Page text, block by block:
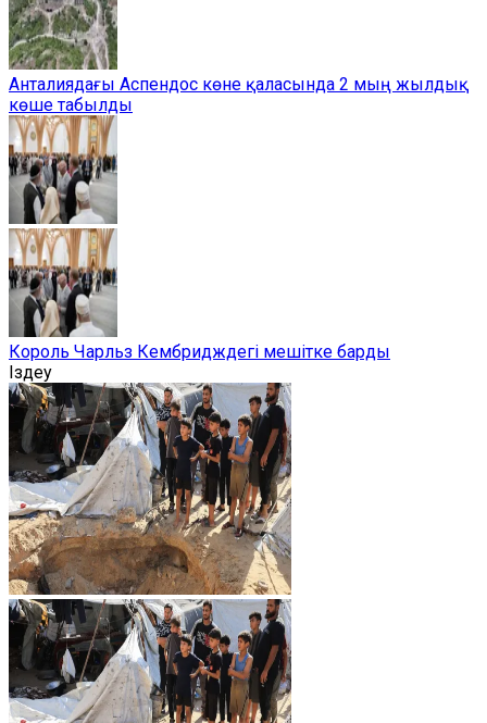
Анталиядағы Аспендос көне қаласында 2 мың жылдық
көше табылды
Король Чарльз Кембридждегі мешітке барды
Іздеу